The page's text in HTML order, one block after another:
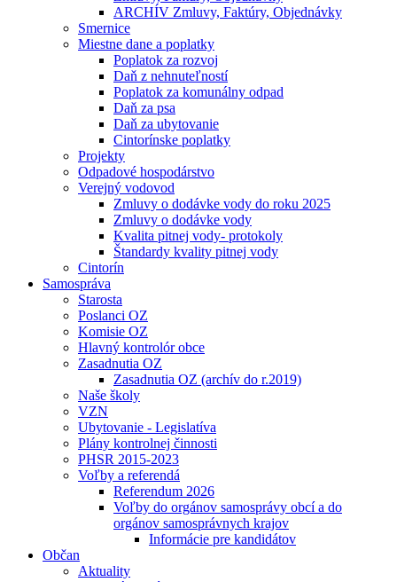
ARCHÍV Zmluvy, Faktúry, Objednávky
Smernice
Miestne dane a poplatky
Poplatok za rozvoj
Daň z nehnuteľností
Poplatok za komunálny odpad
Daň za psa
Daň za ubytovanie
Cintorínske poplatky
Projekty
Odpadové hospodárstvo
Verejný vodovod
Zmluvy o dodávke vody do roku 2025
Zmluvy o dodávke vody
Kvalita pitnej vody- protokoly
Štandardy kvality pitnej vody
Cintorín
Samospráva
Starosta
Poslanci OZ
Komisie OZ
Hlavný kontrolór obce
Zasadnutia OZ
Zasadnutia OZ (archív do r.2019)
Naše školy
VZN
Ubytovanie - Legislatíva
Plány kontrolnej činnosti
PHSR 2015-2023
Voľby a referendá
Referendum 2026
Voľby do orgánov samosprávy obcí a do
orgánov samosprávnych krajov
Informácie pre kandidátov
Občan
Aktuality